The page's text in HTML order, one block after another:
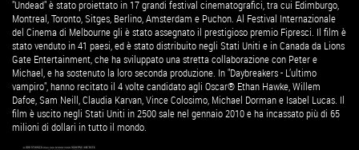
"Undead" è stato proiettato in 17 grandi festival cinematografici, tra cui Edimburgo,
Montreal, Toronto, Sitges, Berlino, Amsterdam e Puchon. Al Festival Internazionale
del Cinema di Melbourne gli è stato assegnato il prestigioso premio Fipresci. Il film è
stato venduto in 41 paesi, ed è stato distribuito negli Stati Uniti e in Canada da Lions
Gate Entertainment, che ha sviluppato una stretta collaborazione con Peter e
Michael, e ha sostenuto la loro seconda produzione. In "Daybreakers - L’ultimo
vampiro", hanno recitato il 4 volte candidato agli Oscar® Ethan Hawke, Willem
Dafoe, Sam Neill, Claudia Karvan, Vince Colosimo, Michael Dorman e Isabel Lucas. Il
film è uscito negli Stati Uniti in 2500 sale nel gennaio 2010 e ha incassato più di 65
milioni di dollari in tutto il mondo.